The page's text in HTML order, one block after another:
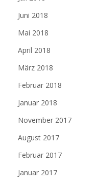
Juni 2018
Mai 2018
April 2018
März 2018
Februar 2018
Januar 2018
November 2017
August 2017
Februar 2017
Januar 2017